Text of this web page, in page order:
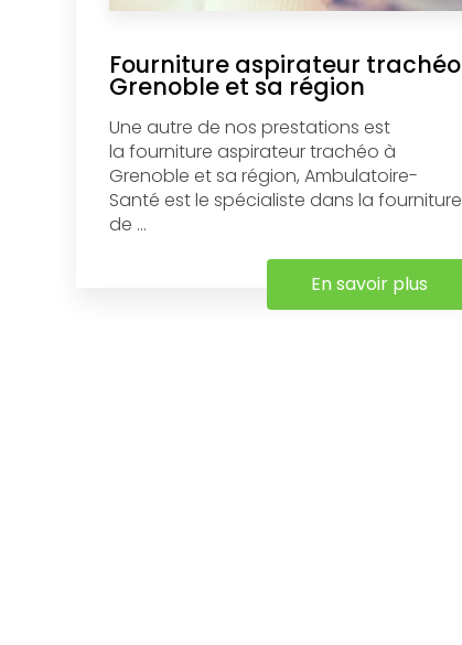
Fourniture aspirateur trachéo
Grenoble et sa région
Une autre de nos prestations est
la fourniture aspirateur trachéo à
Grenoble et sa région, Ambulatoire-
Santé est le spécialiste dans la fourniture
de ...
En savoir plus